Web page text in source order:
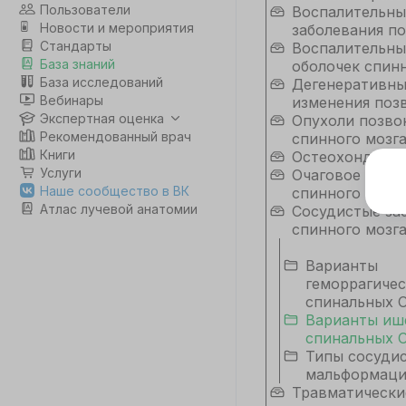
Пользователи
Новости и мероприятия
Стандарты
База знаний
База исследований
Вебинары
Экспертная оценка
Рекомендованный врач
Книги
Услуги
Наше сообщество в ВК
Атлас лучевой анатомии
заболевания
оболочек
изменения
Опухоли
спинного мозга
Очаговое
спинного мозга
Сосудистые
спинного мозга
Варианты
спинальных
Варианты
спинальных
Типы